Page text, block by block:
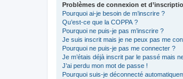
Problèmes de connexion et
Pourquoi ai-je besoin de m’inscrire ?
Qu’est-ce que la COPPA ?
Pourquoi ne puis-je pas m’inscrire ?
Je suis inscrit mais je ne peux pas me
Pourquoi ne puis-je pas me connecter ?
Je m’étais déjà inscrit par le passé mais
J’ai perdu mon mot de passe !
Pourquoi suis-je déconnecté